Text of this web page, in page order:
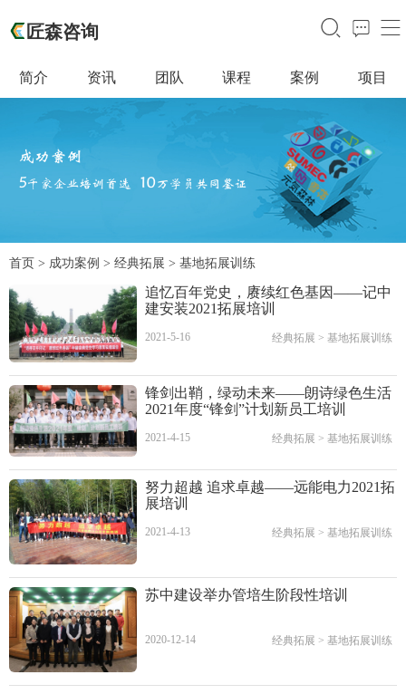
匠森咨询 󰃙 󰁵 󰆉
简介 资讯 团队 课程 案例 项目
首页 > 成功案例 > 经典拓展 > 基地拓展训练
追忆百年党史，赓续红色基因——记中
建安装2021拓展培训
2021-5-16 经典拓展 > 基地拓展训练
锋剑出鞘，绿动未来——朗诗绿色生活
2021年度“锋剑”计划新员工培训
2021-4-15 经典拓展 > 基地拓展训练
努力超越 追求卓越——远能电力2021拓
展培训
2021-4-13 经典拓展 > 基地拓展训练
苏中建设举办管培生阶段性培训
2020-12-14 经典拓展 > 基地拓展训练